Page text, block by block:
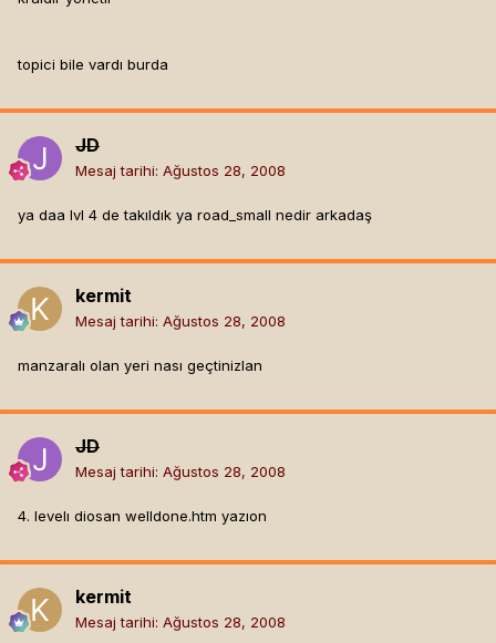
topici bile vardı burda
JD
Mesaj tarihi: Ağustos 28, 2008
ya daa lvl 4 de takıldık ya road_small nedir arkadaş
kermit
Mesaj tarihi: Ağustos 28, 2008
manzaralı olan yeri nası geçtinizlan
JD
Mesaj tarihi: Ağustos 28, 2008
4. levelı diosan welldone.htm yazıon
kermit
Mesaj tarihi: Ağustos 28, 2008